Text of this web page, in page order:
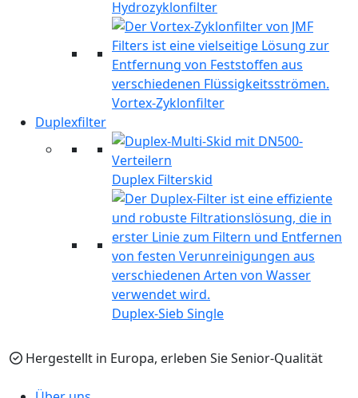
Hydrozyklonfilter
Vortex-Zyklonfilter
Duplexfilter
Duplex Filterskid
Duplex-Sieb Single
Hergestellt in Europa, erleben Sie Senior-Qualität